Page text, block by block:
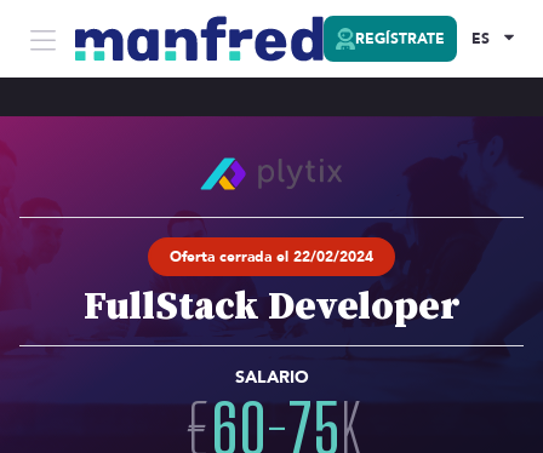
REGÍSTRATE ES
Oferta cerrada el 22/02/2024
FullStack Developer
SALARIO
€60-75K